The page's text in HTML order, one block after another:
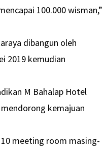
100.000 wisman,”
dibangun oleh
2019 kemudian
M Bahalap Hotel
kemajuan
meeting room masing-